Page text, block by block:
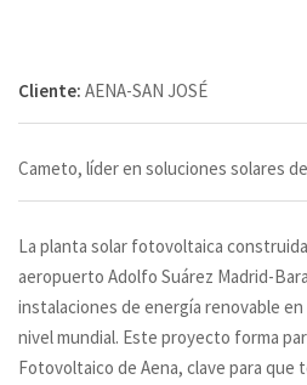
Cliente: AENA-SAN JOSÉ
Cameto, líder en soluciones solares
La planta solar fotovoltaica
aeropuerto Adolfo Suárez Madrid-
instalaciones de energía renovable
nivel mundial. Este proyecto forma
Fotovoltaico de Aena, clave para que